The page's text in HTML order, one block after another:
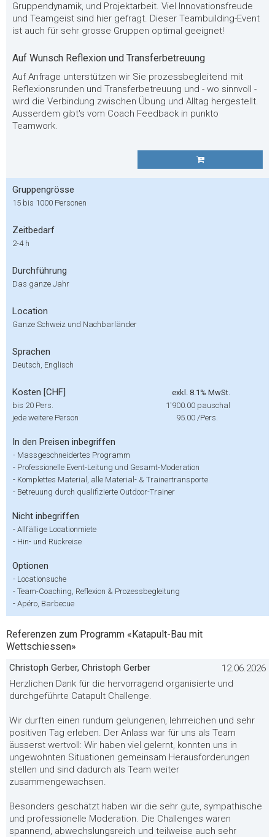
Gruppendynamik, und Projektarbeit. Viel Innovationsfreude
und Teamgeist sind hier gefragt. Dieser Teambuilding-Event
ist auch für sehr grosse Gruppen optimal geeignet!
Auf Wunsch Reflexion und Transferbetreuung
Auf Anfrage unterstützen wir Sie prozessbegleitend mit
Reflexionsrunden und Transferbetreuung und - wo sinnvoll -
wird die Verbindung zwischen Übung und Alltag hergestellt.
Ausserdem gibt's vom Coach Feedback in punkto
Teamwork.
Gruppengrösse
15 bis 1000 Personen
Zeitbedarf
2-4 h
Durchführung
Das ganze Jahr
Location
Ganze Schweiz und Nachbarländer
Sprachen
Deutsch, Englisch
Kosten [CHF]
exkl. 8.1% MwSt.
bis 20 Pers.
1'900.00 pauschal
jede weitere Person
95.00 /Pers.
In den Preisen inbegriffen
- Massgeschneidertes Programm
- Professionelle Event-Leitung und Gesamt-Moderation
- Komplettes Material, alle Material- & Trainertransporte
- Betreuung durch qualifizierte Outdoor-Trainer
Nicht inbegriffen
- Allfällige Locationmiete
- Hin- und Rückreise
Optionen
- Locationsuche
- Team-Coaching, Reflexion & Prozessbegleitung
- Apéro, Barbecue
Referenzen zum Programm «Katapult-Bau mit
Wettschiessen»
Christoph Gerber, Christoph Gerber
12.06.2026
Herzlichen Dank für die hervorragend organisierte und
durchgeführte Catapult Challenge.
Wir durften einen rundum gelungenen, lehrreichen und sehr
positiven Tag erleben. Der Anlass war für uns als Team
äusserst wertvoll: Wir haben viel gelernt, konnten uns in
ungewohnten Situationen gemeinsam Herausforderungen
stellen und sind dadurch als Team weiter
zusammengewachsen.
Besonders geschätzt haben wir die sehr gute, sympathische
und professionelle Moderation. Die Challenges waren
spannend, abwechslungsreich und teilweise auch sehr